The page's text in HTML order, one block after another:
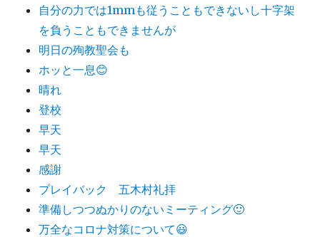
自分の力では1mmも従うこともできないし十字架
を負うこともできませんが
明日の殉教聖会も
ホッと一息😊
晴れ
登校
早天
早天
感謝
プレイバック 五木村礼拝
準備しつつぬかりのないミーティング🙂
万全なコロナ対策について😃